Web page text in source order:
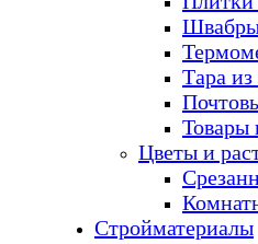
Тара из
Товары
Цветы и
Стройматериалы